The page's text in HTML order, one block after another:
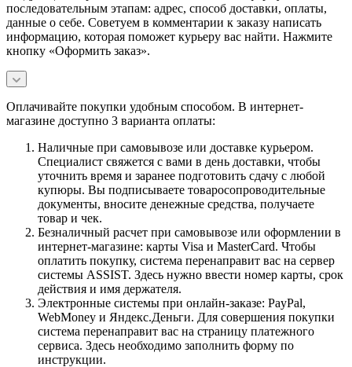
последовательным этапам: адрес, способ доставки, оплаты,
данные о себе. Советуем в комментарии к заказу написать
информацию, которая поможет курьеру вас найти. Нажмите
кнопку «Оформить заказ».
Оплачивайте покупки удобным способом. В интернет-
магазине доступно 3 варианта оплаты:
Наличные при самовывозе или доставке курьером.
Специалист свяжется с вами в день доставки, чтобы
уточнить время и заранее подготовить сдачу с любой
купюры. Вы подписываете товаросопроводительные
документы, вносите денежные средства, получаете
товар и чек.
Безналичный расчет при самовывозе или оформлении в
интернет-магазине: карты Visa и MasterCard. Чтобы
оплатить покупку, система перенаправит вас на сервер
системы ASSIST. Здесь нужно ввести номер карты, срок
действия и имя держателя.
Электронные системы при онлайн-заказе: PayPal,
WebMoney и Яндекс.Деньги. Для совершения покупки
система перенаправит вас на страницу платежного
сервиса. Здесь необходимо заполнить форму по
инструкции.